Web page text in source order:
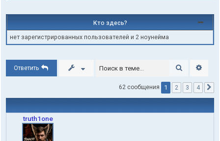
Кто здесь?
нет зарегистрированных пользователей и 2 ноунейма
Ответить Поиск
62 сообщения 1 2 3 4
truth1one